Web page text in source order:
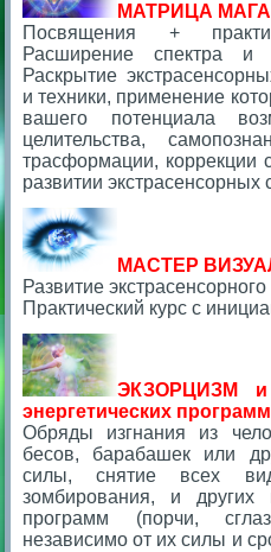
МАТРИЦА
Посвящения +
Расширение спектра и
Раскрытие
и техники, применение
вашего потенциала
целительства,
трасформации, коррекции
развитии экстрасенсорных
МАСТЕР
Развитие
Практический курс с
ЭКЗОРЦИЗМ
энергетических программ
Обряды изгнания из
бесов, барабашек или
силы, снятие всех
зомбирования, и других
программ (порчи,
независимо от их силы и